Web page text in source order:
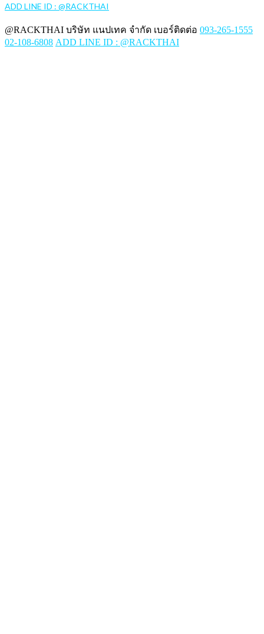
ADD LINE ID : @RACKTHAI
@RACKTHAI บริษัท แนปเทค จำกัด เบอร์ติดต่อ 093-265-1555
02-108-6808 ADD LINE ID : @RACKTHAI